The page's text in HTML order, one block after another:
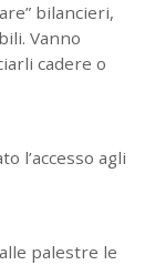
bilancieri,
Vanno
cadere o
l’accesso agli
palestre le